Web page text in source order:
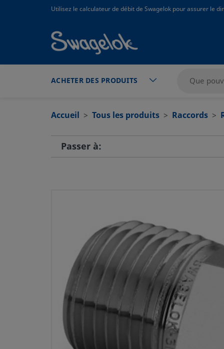
text.skipToContent
text.skipToNavigationUtilisez le calculateur de débit de Swagelok pour assurer le
ACHETER DES PRODUITS
Accueil Tous les produits Raccords
RACCORD FILETÉ EN ACIER
MANCHON RÉDUCTEUR,
MÂLE 1/2 PO X FILETAGE NPT
Passer à: